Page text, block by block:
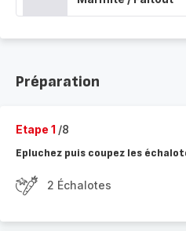
Préparation
Etape 1 /8
Epluchez puis coupez les
2 Échalotes